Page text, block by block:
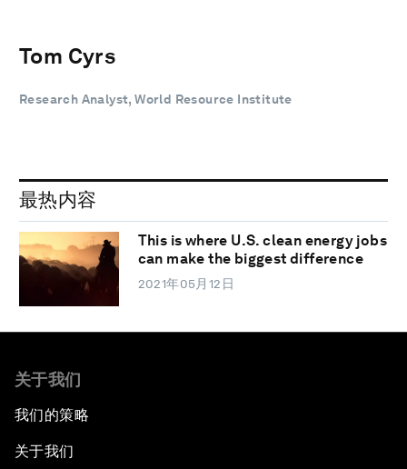
Tom Cyrs
Research Analyst, World Resource Institute
最热内容
This is where U.S. clean energy jobs
can make the biggest difference
2021年05月12日
关于我们
我们的策略
关于我们